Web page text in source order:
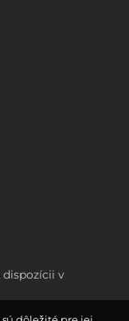
dispozícii v